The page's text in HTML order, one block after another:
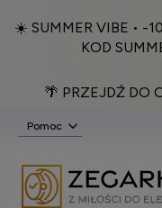
☀️ SUMMER VIBE • -
KOD
🌴 PRZEJDŹ DO
Pomoc